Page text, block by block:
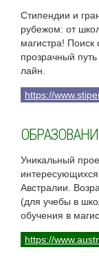
Стипендии и
рубежом: от
магистра! Поиск
прозрачный
лайн.
https://
Уникальный
Австралии.
(для учебы в
обучения в
https://